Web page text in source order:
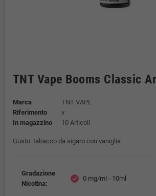
TNT Vape Booms Classic
Marca
TNT VAPE
Riferimento
v
In magazzino
10 Articoli
Gusto: tabacco da sigaro con vaniglia
Gradazione
Nicotina:
check 0 mg/ml - 10ml